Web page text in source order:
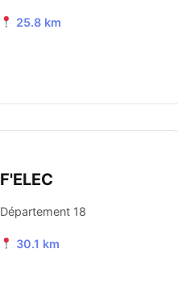
25.8 km
F'ELEC
Département 18
30.1 km